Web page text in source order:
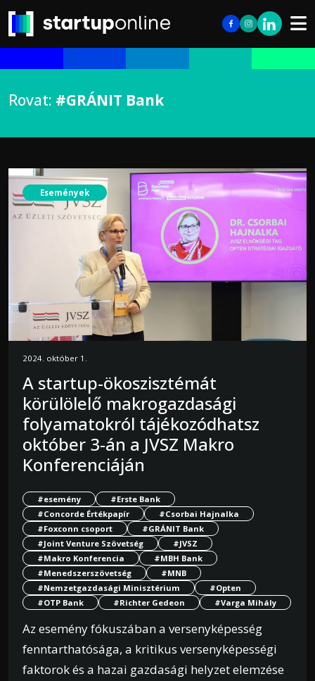
Rovat: #GRÁNIT Bank
Események
2024. október 1.
A startup-ökoszisztémát
körülölelő makrogazdasági
folyamatokról tájékozódhatsz
október 3-án a JVSZ Makro
Konferenciáján
#esemény
#Erste Bank
#Concorde Értékpapír
#Csorbai Hajnalka
#Foxconn csoport
#GRÁNIT Bank
#Joint Venture Szövetség
#JVSZ
#Makro Konferencia
#MBH Bank
#Menedszerszövetség
#MNB
#Nemzetgazdasági Minisztérium
#Opten
#OTP Bank
#Richter Gedeon #Varga Mihály
Az esemény fókuszában a versenyképesség
fenntarthatósága, a kritikus versenyképességi
faktorok és a hazai gazdasági helyzet elemzése